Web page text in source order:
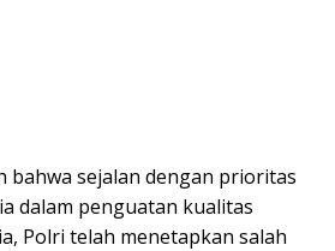
bahwa sejalan dengan prioritas
dalam penguatan kualitas
Polri telah menetapkan salah